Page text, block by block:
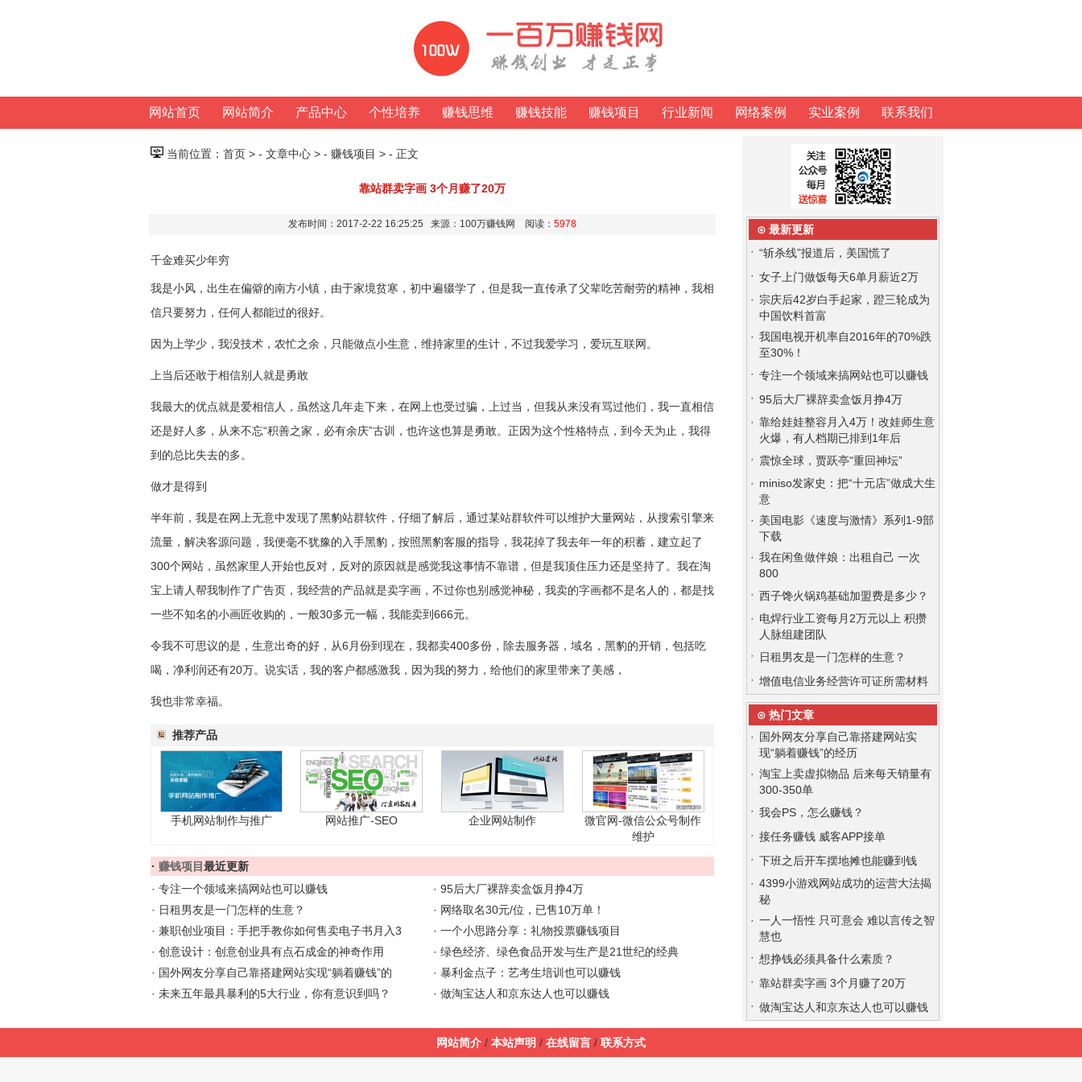
网站首页 网站简介 产品中心 个性培养 赚钱思维 赚钱技能 赚钱项目 行业新闻 网络案例 实业案例 联系我们
当前位置： 首页 > - 文章中心 > - 赚钱项目 > - 正文
靠站群卖字画 3个月赚了20万
发布时间：2017-2-22 16:25:25 来源：100万赚钱网 阅读： 5978
千金难买少年穷
我是小风，出生在偏僻的南方小镇，由于家境贫寒，初中遍辍学了，但是我一直传承了父辈吃苦耐劳的精神，我相
信只要努力，任何人都能过的很好。
因为上学少，我没技术，农忙之余，只能做点小生意，维持家里的生计，不过我爱学习，爱玩互联网。
上当后还敢于相信别人就是勇敢
我最大的优点就是爱相信人，虽然这几年走下来，在网上也受过骗，上过当，但我从来没有骂过他们，我一直相信
还是好人多，从来不忘“积善之家，必有余庆”古训，也许这也算是勇敢。正因为这个性格特点，到今天为止，我得
到的总比失去的多。
做才是得到
半年前，我是在网上无意中发现了黑豹站群软件，仔细了解后，通过某站群软件可以维护大量网站，从搜索引擎来
流量，解决客源问题，我便毫不犹豫的入手黑豹，按照黑豹客服的指导，我花掉了我去年一年的积蓄，建立起了
300个网站，虽然家里人开始也反对，反对的原因就是感觉我这事情不靠谱，但是我顶住压力还是坚持了。我在淘
宝上请人帮我制作了广告页，我经营的产品就是卖字画，不过你也别感觉神秘，我卖的字画都不是名人的，都是找
一些不知名的小画匠收购的，一般30多元一幅，我能卖到666元。
令我不可思议的是，生意出奇的好，从6月份到现在，我都卖400多份，除去服务器，域名，黑豹的开销，包括吃
喝，净利润还有20万。说实话，我的客户都感激我，因为我的努力，给他们的家里带来了美感，
我也非常幸福。
推荐产品
手机网站制作与推广 网站推广-SEO 企业网站制作
微官网-微信公众号制作
维护
· 赚钱项目 最近更新
· 专注一个领域来搞网站也可以赚钱 · 95后大厂裸辞卖盒饭月挣4万
· 日租男友是一门怎样的生意？ · 网络取名30元/位，已售10万单！
· 兼职创业项目：手把手教你如何售卖电子书月入3 · 一个小思路分享：礼物投票赚钱项目
· 创意设计：创意创业具有点石成金的神奇作用 · 绿色经济、绿色食品开发与生产是21世纪的经典
· 国外网友分享自己靠搭建网站实现“躺着赚钱”的 · 暴利金点子：艺考生培训也可以赚钱
· 未来五年最具暴利的5大行业，你有意识到吗？ · 做淘宝达人和京东达人也可以赚钱
⊙ 最新更新
· “斩杀线”报道后，美国慌了
· 女子上门做饭每天6单月薪近2万
· 宗庆后42岁白手起家，蹬三轮成为
中国饮料首富
· 我国电视开机率自2016年的70%跌
至30%！
· 专注一个领域来搞网站也可以赚钱
· 95后大厂裸辞卖盒饭月挣4万
· 靠给娃娃整容月入4万！改娃师生意
火爆，有人档期已排到1年后
· 震惊全球，贾跃亭“重回神坛”
· miniso发家史：把“十元店”做成大生
意
· 美国电影《速度与激情》系列1-9部
下载
· 我在闲鱼做伴娘：出租自己 一次
800
· 西子馋火锅鸡基础加盟费是多少？
· 电焊行业工资每月2万元以上 积攒
人脉组建团队
·
日租男友是一门怎样的生意？
· 增值电信业务经营许可证所需材料
⊙ 热门文章
·
国外网友分享自己靠搭建网站实
现“躺着赚钱”的经历
· 淘宝上卖虚拟物品 后来每天销量有
300-350单
· 我会PS，怎么赚钱？
· 接任务赚钱 威客APP接单
· 下班之后开车摆地摊也能赚到钱
· 4399小游戏网站成功的运营大法揭
秘
· 一人一悟性 只可意会 难以言传之智
慧也
· 想挣钱必须具备什么素质？
· 靠站群卖字画 3个月赚了20万
· 做淘宝达人和京东达人也可以赚钱
网站简介 / 本站声明 / 在线留言 / 联系方式